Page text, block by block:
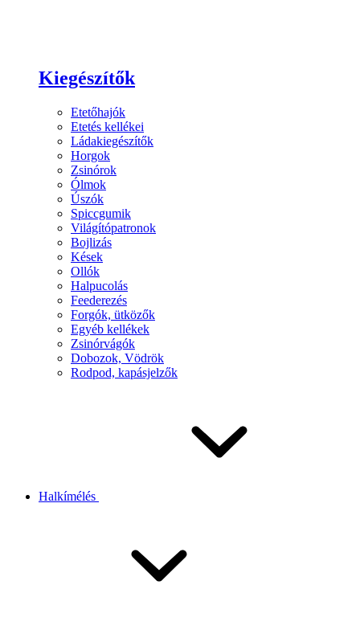
Kiegészítők
Etetőhajók
Etetés kellékei
Ládakiegészítők
Horgok
Zsinórok
Ólmok
Úszók
Spiccgumik
Világítópatronok
Bojlizás
Kések
Ollók
Halpucolás
Feederezés
Forgók, ütközők
Egyéb kellékek
Zsinórvágók
Dobozok, Vödrök
Rodpod, kapásjelzők
Halkímélés